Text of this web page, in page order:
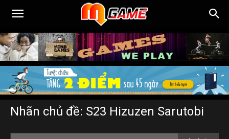
Nhãn chủ đề: S23 Hizuzen Sarutobi